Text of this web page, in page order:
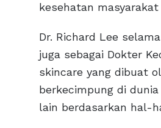
kesehatan
Dr. Richard Lee
juga sebagai Dokter
skincare yang dibuat
berkecimpung di
lain berdasarkan hal-